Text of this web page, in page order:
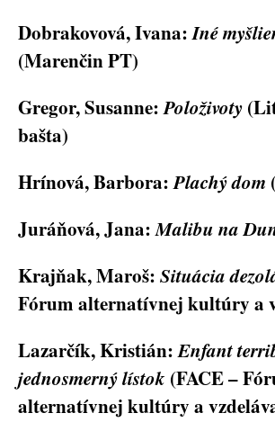
Dobrakovová, Ivana:Iné
(Marenčin PT)
Gregor, Susanne:Položivoty
bašta)
Hrínová, Barbora:Plachý dom
Juráňová, Jana:Malibu na
Krajňak, Maroš: Situácia
Fórum alternatívnej kultúry a
Lazarčík, Kristián:Enfant
jednosmerný lístok (FACE –
alternatívnej kultúry a